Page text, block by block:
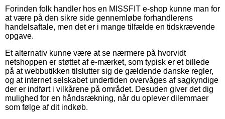
Forinden folk handler hos en MISSFIT e-shop kunne man for
at være på den sikre side gennemløbe forhandlerens
handelsaftale, men det er i mange tilfælde en tidskrævende
opgave.
Et alternativ kunne være at se nærmere på hvorvidt
netshoppen er støttet af e-mærket, som typisk er et billede
på at webbutikken tilslutter sig de gældende danske regler,
og at internet selskabet undertiden overvåges af sagkyndige
der er indført i vilkårene på området. Desuden giver det dig
mulighed for en håndsrækning, når du oplever dilemmaer
som følge af dit indkøb.